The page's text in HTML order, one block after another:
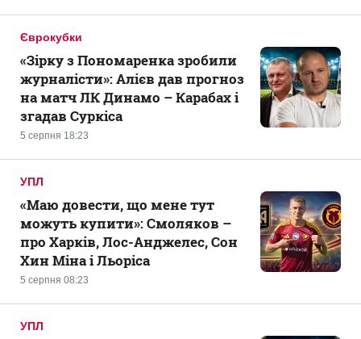
Єврокубки
5 серпня 18:23
«Зірку з Пономаренка зробили
журналісти»: Алієв дав прогноз
на матч ЛК Динамо – Карабах і
згадав Суркіса
УПЛ
5 серпня 08:23
«Маю довести, що мене тут
можуть купити»: Смоляков –
про Харків, Лос-Анджелес, Сон
Хин Міна і Льоріса
УПЛ